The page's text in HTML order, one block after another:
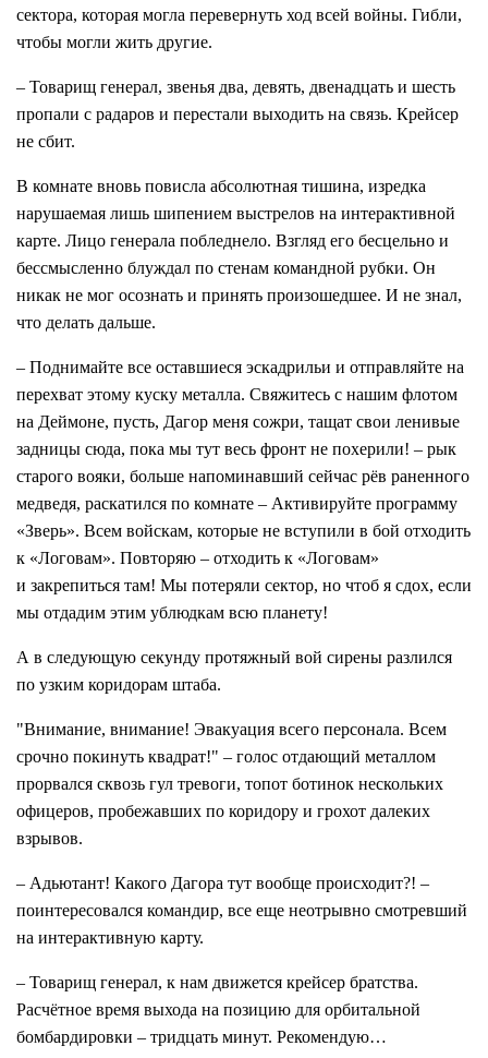
сектора, которая могла перевернуть ход всей войны. Гибли,
чтобы могли жить другие.
– Товарищ генерал, звенья два, девять, двенадцать и шесть
пропали с радаров и перестали выходить на связь. Крейсер
не сбит.
В комнате вновь повисла абсолютная тишина, изредка
нарушаемая лишь шипением выстрелов на интерактивной
карте. Лицо генерала побледнело. Взгляд его бесцельно и
бессмысленно блуждал по стенам командной рубки. Он
никак не мог осознать и принять произошедшее. И не знал,
что делать дальше.
– Поднимайте все оставшиеся эскадрильи и отправляйте на
перехват этому куску металла. Свяжитесь с нашим флотом
на Деймоне, пусть, Дагор меня сожри, тащат свои ленивые
задницы сюда, пока мы тут весь фронт не похерили! – рык
старого вояки, больше напоминавший сейчас рёв раненного
медведя, раскатился по комнате – Активируйте программу
«Зверь». Всем войскам, которые не вступили в бой отходить
к «Логовам». Повторяю – отходить к «Логовам»
и закрепиться там! Мы потеряли сектор, но чтоб я сдох, если
мы отдадим этим ублюдкам всю планету!
А в следующую секунду протяжный вой сирены разлился
по узким коридорам штаба.
"Внимание, внимание! Эвакуация всего персонала. Всем
срочно покинуть квадрат!" – голос отдающий металлом
прорвался сквозь гул тревоги, топот ботинок нескольких
офицеров, пробежавших по коридору и грохот далеких
взрывов.
– Адьютант! Какого Дагора тут вообще происходит?! –
поинтересовался командир, все еще неотрывно смотревший
на интерактивную карту.
– Товарищ генерал, к нам движется крейсер братства.
Расчётное время выхода на позицию для орбитальной
бомбардировки – тридцать минут. Рекомендую…